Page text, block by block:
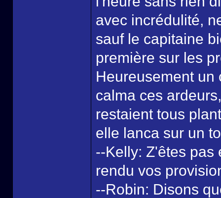
avec incrédulité,
sauf le capitaine
première sur les
Heureusement un
calma ces
restaient tous
elle lanca sur un
--Kelly: Z'êtes pas
rendu vos
--Robin: Disons